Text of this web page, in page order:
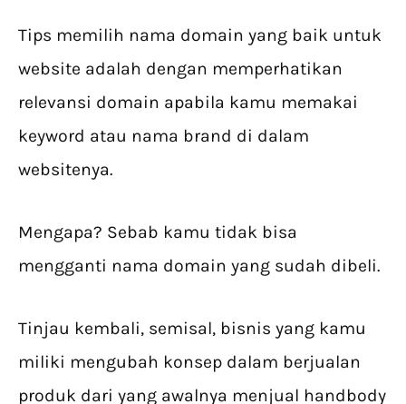
Tips memilih nama domain yang baik untuk
website adalah dengan memperhatikan
relevansi domain apabila kamu memakai
keyword atau nama brand di dalam
websitenya.
Mengapa? Sebab kamu tidak bisa
mengganti nama domain yang sudah dibeli.
Tinjau kembali, semisal, bisnis yang kamu
miliki mengubah konsep dalam berjualan
produk dari yang awalnya menjual handbody